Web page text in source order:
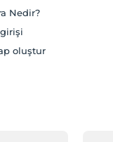
Nedir?
oluştur